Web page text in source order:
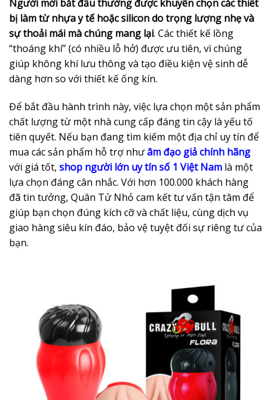
Người mới bắt đầu thường được khuyên chọn các thiết
bị làm từ nhựa y tế hoặc silicon do trọng lượng nhẹ và
sự thoải mái mà chúng mang lại. Các thiết kế lồng
“thoáng khí” (có nhiều lỗ hở) được ưu tiên, vì chúng
giúp không khí lưu thông và tạo điều kiện vệ sinh dễ
dàng hơn so với thiết kế ống kín.
Để bắt đầu hành trình này, việc lựa chọn một sản phẩm
chất lượng từ một nhà cung cấp đáng tin cậy là yếu tố
tiên quyết. Nếu bạn đang tìm kiếm một địa chỉ uy tín để
mua các sản phẩm hỗ trợ nhưâm đạo giả chính hãng
với giá tốt, shop người lớn uy tín số 1 Việt Nam là một
lựa chọn đáng cân nhắc. Với hơn 100.000 khách hàng
đã tin tưởng, Quân Tử Nhỏ cam kết tư vấn tận tâm để
giúp bạn chọn đúng kích cỡ và chất liệu, cùng dịch vụ
giao hàng siêu kín đáo, bảo vệ tuyệt đối sự riêng tư của
bạn.